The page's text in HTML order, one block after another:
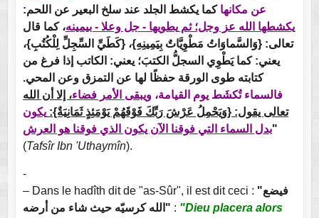
عن مكانها كما يكشط الجلد عند سلخ البعير عن اللحم:
يكشطها الله عز وجل؛ ثميطويها- جل وعلا - بيمينه، كما قال
تعالى: {وَالسَّماوَاتُ مَطْوِيَّاتٌ بِيَمِينِهِ}، {كَطَيِّ السِّجِلِّ لِلْكُتُبِ}،
يعني: كما يَطْوِي السجلُّ الكتبَ؛ يعني: الكاتب إذا فرغ من
كتابته طوى الورقة حفظًا لها عن التمزق وعن المحي.
فالسماء تُكشَط يوم القيامة،ويبقى الأمر فضاء، إلا أن الله
تعالى يقول: {وَيَحْمِلُ عَرْشَ رَبِّكَ فَوْقَهُمْ يَوْمَئِذٍ ثَمَانِيَةٌ}:يكون
بدل السماء التي فوقنا الآن يكون الذي فوقنا هو العرش"
(Tafsîr Ibn 'Uthaymîn).
-
– Dans le hadîth dit de "as-Sûr", il est dit ceci : "فيضع
الله كرسيّه حيث شاء من أرضه" : "Dieu placera alors